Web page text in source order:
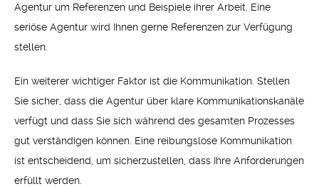
Agentur um Referenzen und Beispiele ihrer Arbeit. Eine
seriöse Agentur wird Ihnen gerne Referenzen zur Verfügung
stellen.
Ein weiterer wichtiger Faktor ist die Kommunikation. Stellen
Sie sicher, dass die Agentur über klare Kommunikationskanäle
verfügt und dass Sie sich während des gesamten Prozesses
gut verständigen können. Eine reibungslose Kommunikation
ist entscheidend, um sicherzustellen, dass Ihre Anforderungen
erfüllt werden.